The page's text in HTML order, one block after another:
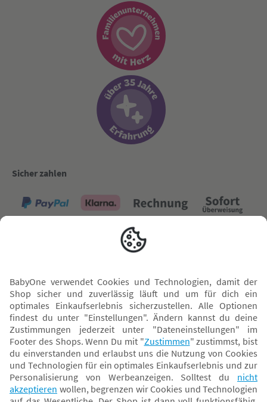
Sicher zahlen
* Alle Preise inkl. MwSt. und ggf. zzgl.Versandkosten. Der dargestellte Preis gilt -
abhängig von der von dir gewählten Option - im BabyOne-Onlineshop oder bei
Abholung in dem von dir gewählten BabyOne-Franchise-Betrieb. Der für den
Onlineshop geltende Preis stellt bei einem Verkauf durch unsere Franchise-